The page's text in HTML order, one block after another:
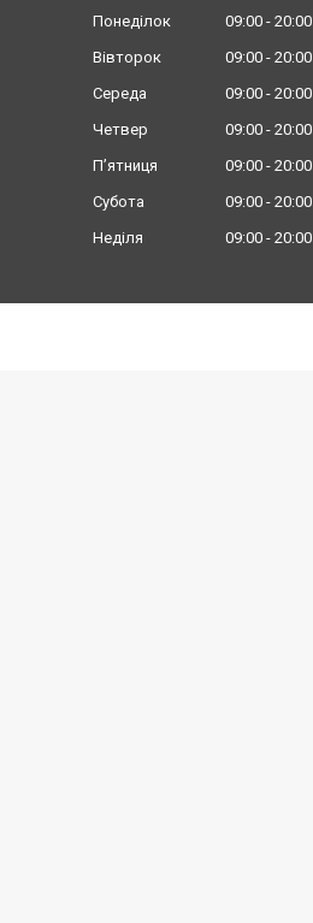
Понеділок 09:00
20:00
Вівторок
09:00
20:00
Середа
09:00
20:00
Четвер
09:00
20:00
Пʼятниця
09:00
20:00
Субота
09:00
20:00
Неділя
09:00 20:00